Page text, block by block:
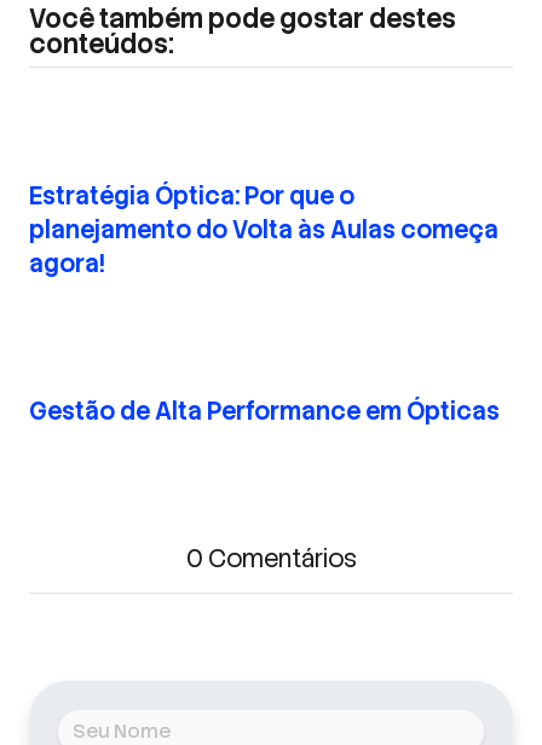
Você também pode gostar destes
conteúdos:
Estratégia Óptica: Por que o
planejamento do Volta às Aulas começa
agora!
Gestão de Alta Performance em Ópticas
0 Comentários